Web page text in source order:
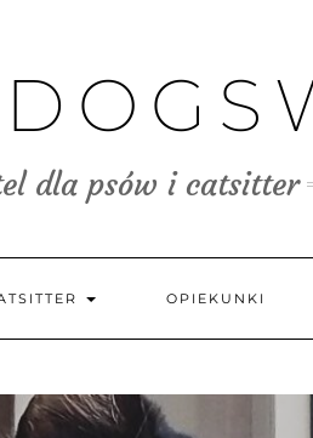
dla psów i catsitter
OPIEKUNKI